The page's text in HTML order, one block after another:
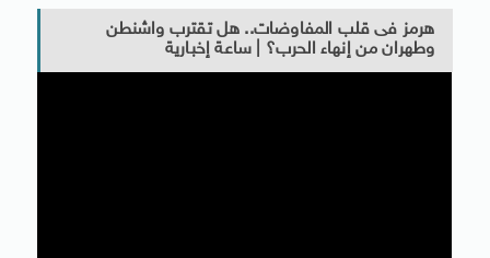
هرمز فى قلب المفاوضات.. هل تقترب واشنطن
وطهران من إنهاء الحرب؟ | ساعة إخبارية